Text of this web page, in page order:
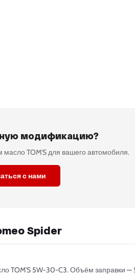
модификацию?
TOM'S для вашего автомобиля.
с нами
Spider
TOM'S 5W-30-C3. Объём заправки —